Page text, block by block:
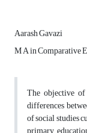
Aarash Gavazi
M A in Comparative
The objective
differences
of social studies